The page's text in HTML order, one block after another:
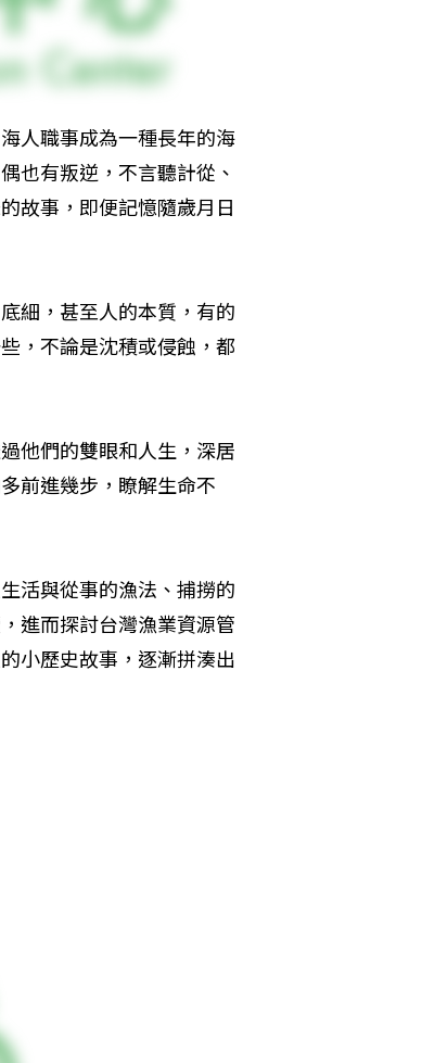
人職事成為一種長年的海
也有叛逆，不言聽計從、
故事，即便記憶隨歲月日
細，甚至人的本質，有的
，不論是沈積或侵蝕，都
他們的雙眼和人生，深居
前進幾步，瞭解生命不
活與從事的漁法、捕撈的
進而探討台灣漁業資源管
小歷史故事，逐漸拼湊出